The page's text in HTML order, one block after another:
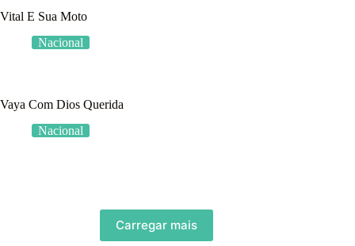
Vital E Sua Moto
Nacional
Vaya Com Dios Querida
Nacional
Carregar mais